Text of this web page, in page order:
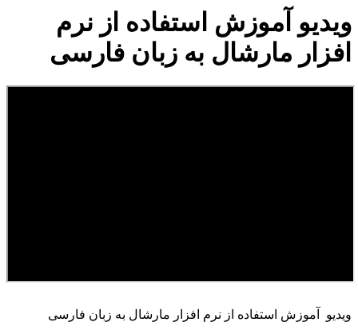
ویدیو آموزش استفاده از نرم
افزار مارشال به زبان فارسی
ویدیو آموزش استفاده از نرم افزار مارشال به زبان فارسی